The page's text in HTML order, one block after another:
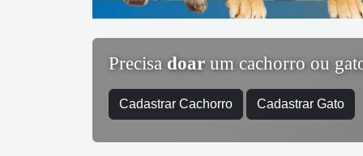
Precisa doar um cachorro ou
Cadastrar Cachorro Cadastrar Gato